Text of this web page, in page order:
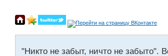
"Никто не забыт, ничто не забыто".